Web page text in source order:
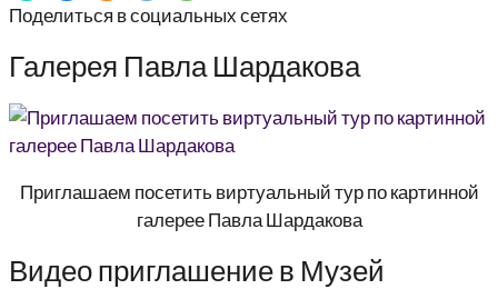
Поделиться в социальных сетях
Галерея Павла Шардакова
Приглашаем посетить виртуальный тур по картинной
галерее Павла Шардакова
Видео приглашение в Музей